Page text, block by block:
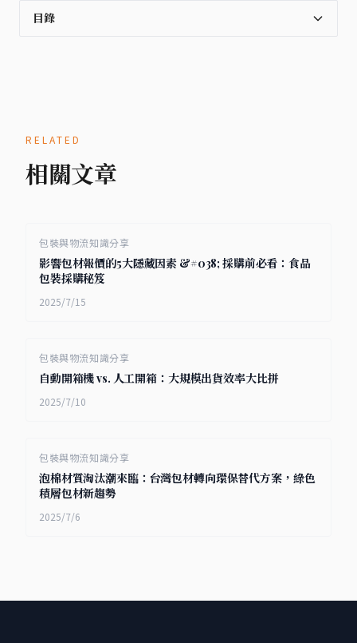
目錄
RELATED
相關文章
包裝與物流知識分享
影響包材報價的5大隱藏因素 &#038; 採購前必看：食品
包裝採購秘笈
2025/7/15
包裝與物流知識分享
自動開箱機 vs. 人工開箱：大規模出貨效率大比拼
2025/7/10
包裝與物流知識分享
泡棉材質淘汰潮來臨：台灣包材轉向環保替代方案，綠色
積層包材新趨勢
2025/7/6